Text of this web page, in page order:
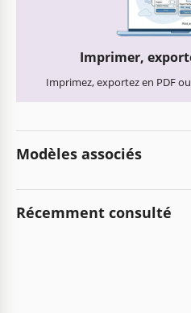
Imprimer,
Imprimez, exportez en PDF
Modèles associés
Récemment consulté